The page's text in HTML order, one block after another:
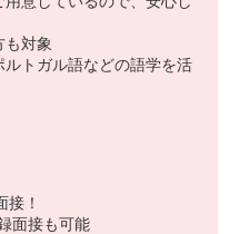
対象
トガル語などの語学を活
接！
面接も可能